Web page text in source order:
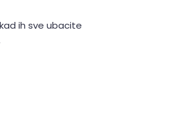
ih sve ubacite